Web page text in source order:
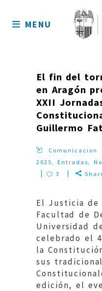
sitio
MENU
El fin del
en Aragón
XXII
Guillermo
Comunicacion
2025,Entradas,
3
El Justicia de
Facultad de
Universidad
celebrado el
la
sus
edición, el